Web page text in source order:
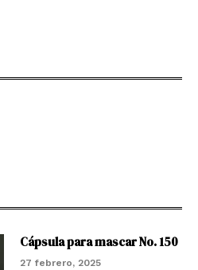
Cápsula para mascar No. 150
27 febrero, 2025